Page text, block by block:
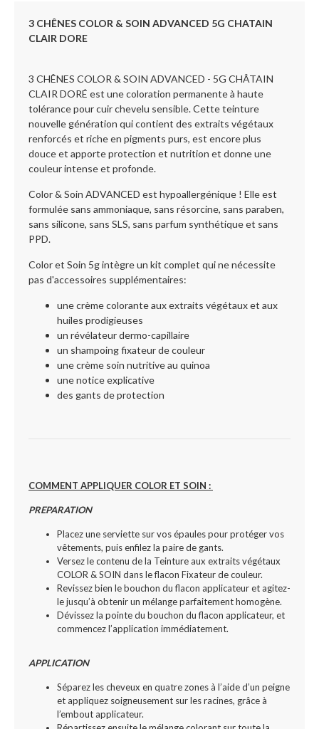
3 CHÊNES COLOR & SOIN ADVANCED 5G CHATAIN
CLAIR DORE
3 CHÊNES COLOR & SOIN ADVANCED - 5G CHÂTAIN
CLAIR DORÉ est une coloration permanente à haute
tolérance pour cuir chevelu sensible. Cette teinture
nouvelle génération qui contient des extraits végétaux
renforcés et riche en pigments purs, est encore plus
douce et apporte protection et nutrition et donne une
couleur intense et profonde.
Color & Soin ADVANCED est hypoallergénique ! Elle est
formulée sans ammoniaque, sans résorcine, sans paraben,
sans silicone, sans SLS, sans parfum synthétique et sans
PPD.
Color et Soin 5g intègre un kit complet qui ne nécessite
pas d'accessoires supplémentaires:
une crème colorante aux extraits végétaux et aux
huiles prodigieuses
un révélateur dermo-capillaire
un shampoing fixateur de couleur
une crème soin nutritive au quinoa
une notice explicative
des gants de protection
COMMENT APPLIQUER COLOR ET SOIN :
PREPARATION
Placez une serviette sur vos épaules pour protéger vos
vêtements, puis enfilez la paire de gants.
Versez le contenu de la Teinture aux extraits végétaux
COLOR & SOIN dans le flacon Fixateur de couleur.
Revissez bien le bouchon du flacon applicateur et agitez-
le jusqu’à obtenir un mélange parfaitement homogène.
Dévissez la pointe du bouchon du flacon applicateur, et
commencez l’application immédiatement.
APPLICATION
Séparez les cheveux en quatre zones à l’aide d’un peigne
et appliquez soigneusement sur les racines, grâce à
l’embout applicateur.